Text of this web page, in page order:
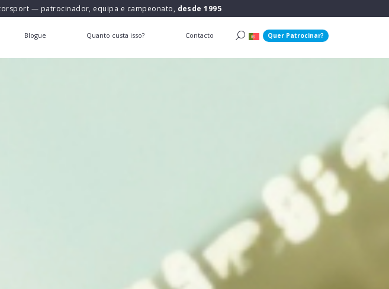
— patrocinador, equipa e campeonato, desde 1995
Blogue Quanto custa isso? Contacto Quer Patrocinar?